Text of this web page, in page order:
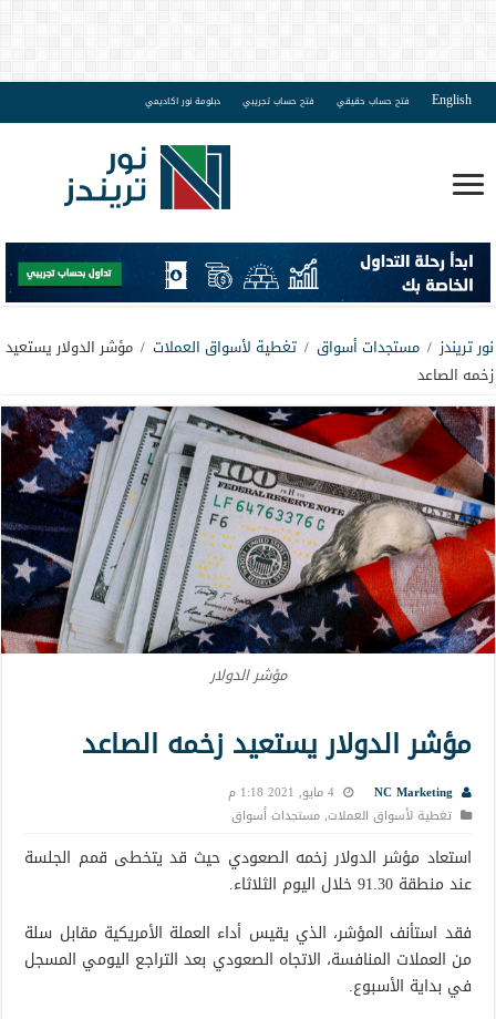
English فتح حساب حقيقي فتح حساب تجريبي دبلومة نور اكاديمي
نور تريندز / مستجدات أسواق / تغطية لأسواق العملات / مؤشر الدولار يستعيد
زخمه الصاعد
مؤشر الدولار
مؤشر الدولار يستعيد زخمه الصاعد
NC Marketing
4 مايو, 2021 1:18 م
تغطية لأسواق العملات,مستجدات أسواق
استعاد مؤشر الدولار زخمه الصعودي حيث قد يتخطى قمم الجلسة
عند منطقة 91.30 خلال اليوم الثلاثاء.
فقد استأنف المؤشر، الذي يقيس أداء العملة الأمريكية مقابل سلة
من العملات المنافسة، الاتجاه الصعودي بعد التراجع اليومي المسجل
في بداية الأسبوع.